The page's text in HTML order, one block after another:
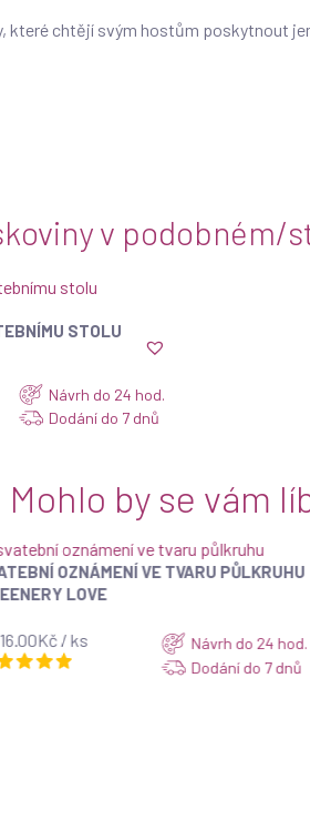
které chtějí svým hostům poskytnout
v podobném/
STOLU
Návrh do 24 hod.
Dodání do 7 dnů
Mohlo by se vám
ZOBRAZIT
OZNÁMENÍ VE TVARU PŮLKRUHU
LOVE
/ ks
Návrh do 24 hod.
Dodání do 7 dnů